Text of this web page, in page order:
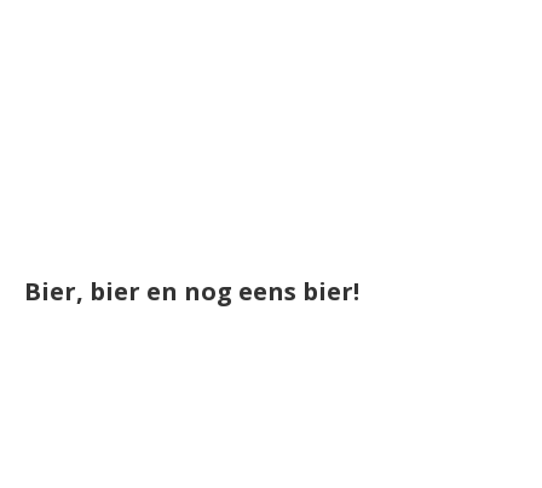
Bier, bier en nog eens bier!